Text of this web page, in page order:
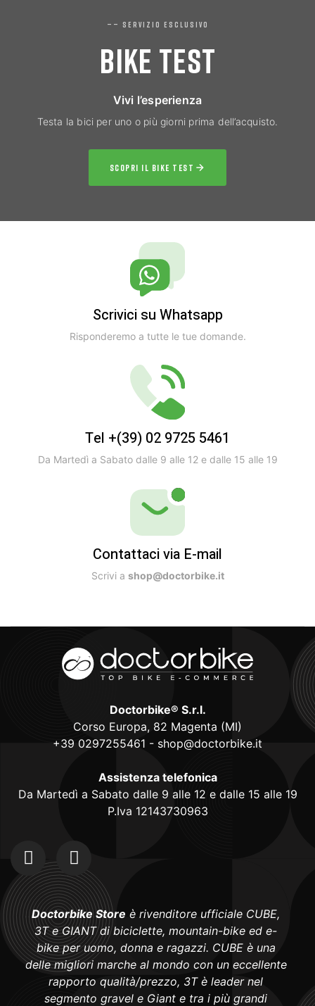
—— SERVIZIO ESCLUSIVO
BIKE TEST
Vivi l’esperienza
Testa la bici per uno o più giorni prima dell’acquisto.
SCOPRI IL BIKE TEST
Scrivici su Whatsapp
Risponderemo a tutte le tue domande.
Tel +(39) 02 9725 5461
Da Martedì a Sabato dalle 9 alle 12 e dalle 15 alle 19
Contattaci via E-mail
Scrivi a shop@doctorbike.it
Doctorbike® S.r.l.
Corso Europa, 82 Magenta (MI)
+39 0297255461 - shop@doctorbike.it
Assistenza telefonica
Da Martedì a Sabato dalle 9 alle 12 e dalle 15 alle 19
P.Iva 12143730963
Doctorbike Store è rivenditore ufficiale CUBE,
3T e GIANT di biciclette, mountain-bike ed e-
bike per uomo, donna e ragazzi. CUBE è una
delle migliori marche al mondo con un eccellente
rapporto qualità/prezzo, 3T è leader nel
segmento gravel e Giant e tra i più grandi